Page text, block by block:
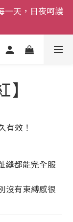
新品-悠哉斑馬
新品-悠哉斑馬
有效！
縫都能完全服
沒有束縛感很